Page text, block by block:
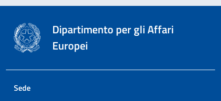
Dipartimento per gli Affari
Europei
Sede